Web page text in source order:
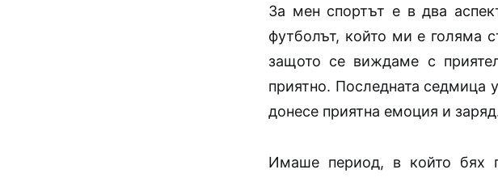
За мен спортът е в два
футболът, който ми е голяма
защото се виждаме с
приятно. Последната седмица
донесе приятна емоция и
Имаше период, в който бях